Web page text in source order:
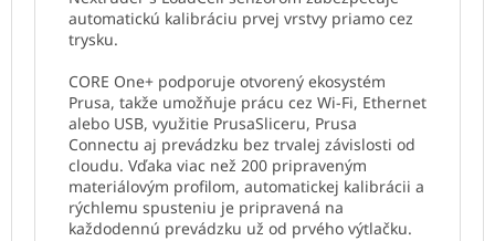
automatickú kalibráciu prvej vrstvy priamo cez
trysku.
CORE One+ podporuje otvorený ekosystém
Prusa, takže umožňuje prácu cez Wi-Fi, Ethernet
alebo USB, využitie PrusaSliceru, Prusa
Connectu aj prevádzku bez trvalej závislosti od
cloudu. Vďaka viac než 200 pripraveným
materiálovým profilom, automatickej kalibrácii a
rýchlemu spusteniu je pripravená na
každodennú prevádzku už od prvého výtlačku.